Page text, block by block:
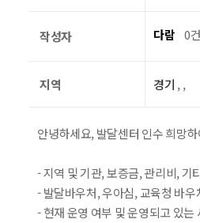
작성자 다람 0건
지역 경기 , ,
안녕하세요, 발달센터 인수 희망
- 지역 및 기관, 보증금, 관리비, 기
- 발달바우처, 우아심, 교육청 바
- 현재 운영 여부 및 운영되고 있는